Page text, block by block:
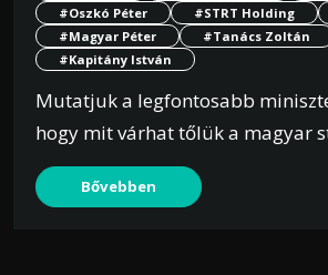
#Oszkó Péter
#STRT Holding
#Magyar Péter
#Tanács Zoltán
#Kapitány István
Mutatjuk a legfontosabb
hogy mit várhat tőlük a magyar
Bővebben